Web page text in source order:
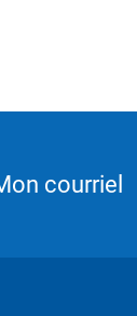
courriel